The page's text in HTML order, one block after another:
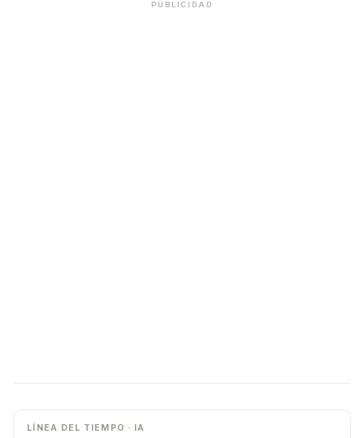
PUBLICIDAD
LÍNEA DEL TIEMPO · IA